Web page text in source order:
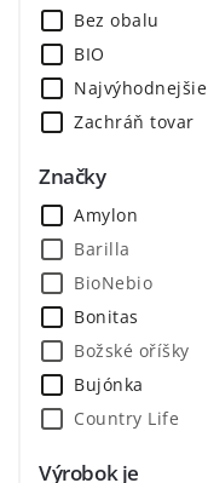
Bez obalu
BIO
Najvýhodnejšie
Zachráň tovar
Značky
Amylon
Barilla
BioNebio
Bonitas
Božské oříšky
Bujónka
Country Life
Výrobok je